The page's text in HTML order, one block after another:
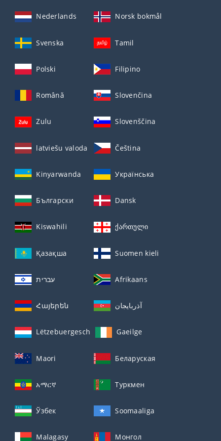
Nederlands Norsk bokmål
Svenska Tamil
Polski Filipino
Română Slovenčina
Zulu Slovenščina
latviešu valoda Čeština
Kinyarwanda Українська
Български Dansk
Kiswahili ქართული
Қазақша Suomen kieli
עברית Afrikaans
Հայերեն آذربايجان
Lëtzebuergesch Gaeilge
Maori Беларуская
አማርኛ Туркмен
Ўзбек Soomaaliga
Malagasy Монгол